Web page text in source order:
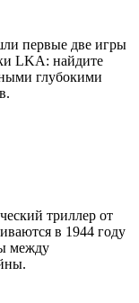
первые две игры
LKA: найдите
глубокими
триллер от
в 1944 году
между